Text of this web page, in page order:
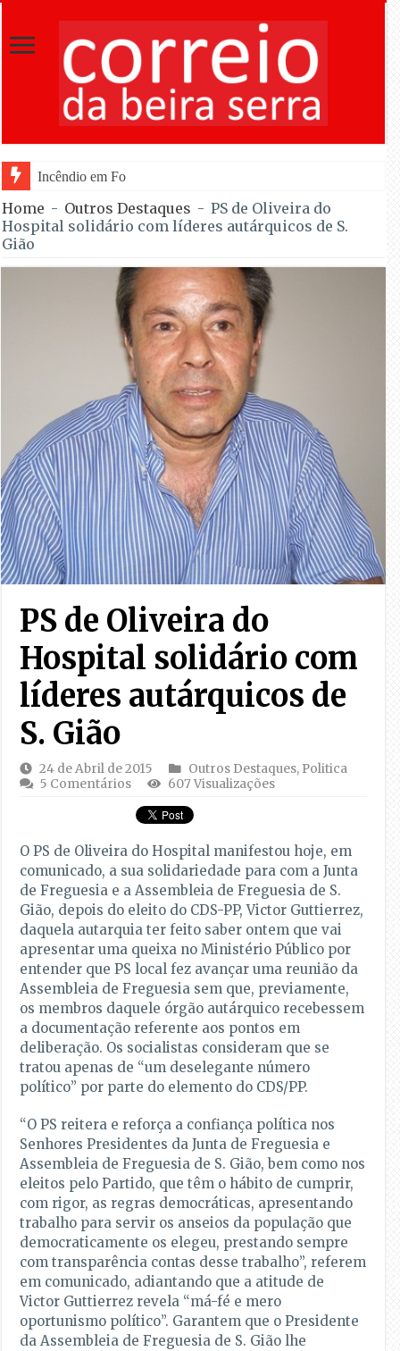
Incêndio em Fornos de Algodres dominado após co
Home - Outros Destaques - PS de Oliveira do
Hospital solidário com líderes autárquicos de S.
Gião
PS de Oliveira do
Hospital solidário com
líderes autárquicos de
S. Gião
24 de Abril de 2015 Outros Destaques, Politica
5 Comentários
607 Visualizações
O PS de Oliveira do Hospital manifestou hoje, em
comunicado, a sua solidariedade para com a Junta
de Freguesia e a Assembleia de Freguesia de S.
Gião, depois do eleito do CDS-PP, Victor Guttierrez,
daquela autarquia ter feito saber ontem que vai
apresentar uma queixa no Ministério Público por
entender que PS local fez avançar uma reunião da
Assembleia de Freguesia sem que, previamente,
os membros daquele órgão autárquico recebessem
a documentação referente aos pontos em
deliberação. Os socialistas consideram que se
tratou apenas de “um deselegante número
político” por parte do elemento do CDS/PP.
“O PS reitera e reforça a confiança política nos
Senhores Presidentes da Junta de Freguesia e
Assembleia de Freguesia de S. Gião, bem como nos
eleitos pelo Partido, que têm o hábito de cumprir,
com rigor, as regras democráticas, apresentando
trabalho para servir os anseios da população que
democraticamente os elegeu, prestando sempre
com transparência contas desse trabalho”, referem
em comunicado, adiantando que a atitude de
Victor Guttierrez revela “má-fé e mero
oportunismo político”. Garantem que o Presidente
da Assembleia de Freguesia de S. Gião lhe